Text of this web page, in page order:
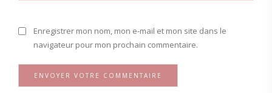
Enregistrer mon nom, mon e-mail et mon site dans le
navigateur pour mon prochain commentaire.